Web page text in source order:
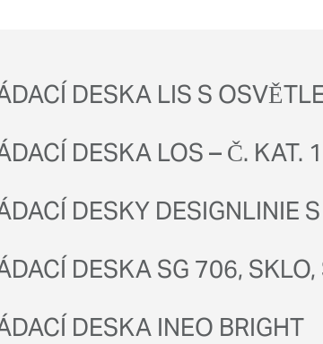
DESKA LIS S
DESKA LOS – Č. KAT.
DESKY DESIGNLINIE
DESKA SG 706,
DESKA INEO BRIGHT